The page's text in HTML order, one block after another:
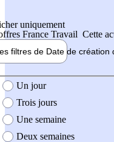
uniquement
France Travail Cette
filtres de Date de création
création de l'offre
Un jour
Trois jours
Une semaine
Deux semaines